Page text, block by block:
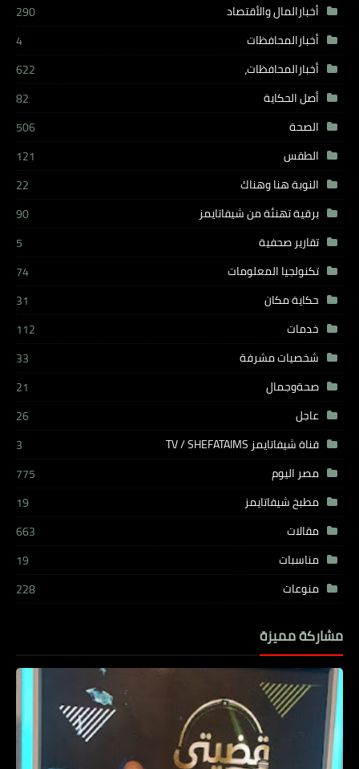
أخبارالمال والأقتصاد
290
أخبارالمحافظات
4
أخبارالمحافظات،
622
أصل الحكاية
82
الصحة
506
الطقس
121
النوبة هنا وهناك
22
برقية تهنئة من شيفاتايمز
90
تقارير صحفية
5
تكنولجيا المعلومات
74
حكاية مكان
31
خدمات
112
شخصيات مشرفة
33
صحةوجمال
21
عاجل
26
قناة شيفاتايمز TV / SHEFATAIMS
3
مصر اليوم
775
مطبخ شيفاتايمز
19
مقالات
663
مناسبات
19
منوعات
228
مشاركة مميزة